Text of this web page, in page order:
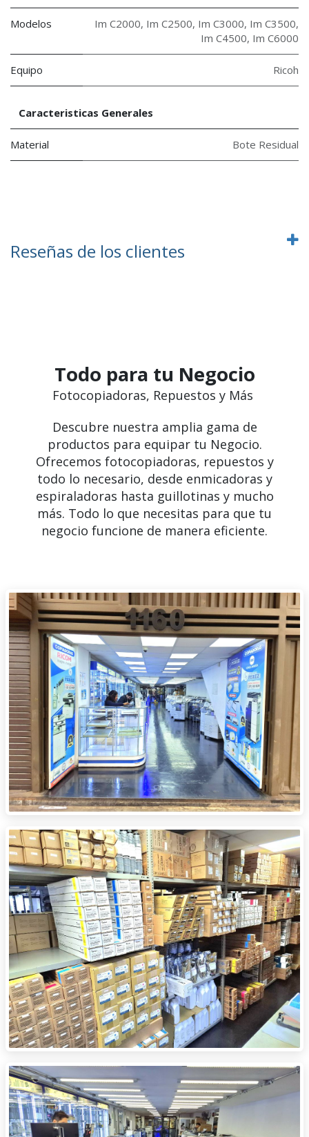
Modelos Im C2000, Im C2500, Im C3000, Im C3500,
Im C4500, Im C6000
Equipo Ricoh
Caracteristicas Generales
Material Bote Residual
Reseñas de los clientes
Todo para tu Negocio
Fotocopiadoras, Repuestos y Más
Descubre nuestra amplia gama de
productos para equipar tu Negocio.
Ofrecemos fotocopiadoras, repuestos y
todo lo necesario, desde enmicadoras y
espiraladoras hasta guillotinas y mucho
más. Todo lo que necesitas para que tu
negocio funcione de manera eficiente.